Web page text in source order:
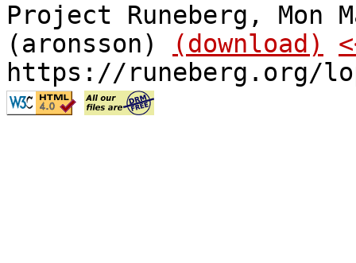
Project Runeberg, Mon
(aronsson)
(download)
https://runeberg.org/